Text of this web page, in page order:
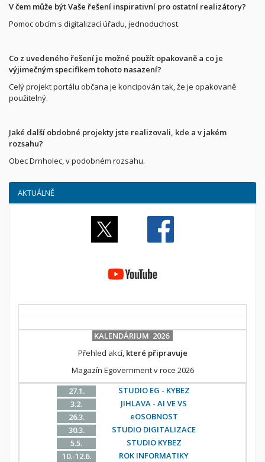
V čem může být Vaše řešení inspirativní pro ostatní realizátory?
Pomoc obcím s digitalizací úřadu, jednoduchost.
Co z uvedeného řešení je možné použít opakovaně a co je
výjimečným specifikem tohoto nasazení?
Celý projekt portálu občana je koncipován tak, že je opakovaně
použitelný.
Jaké další obdobné projekty jste realizovali, kde a v jakém
rozsahu?
Obec Drnholec, v podobném rozsahu.
AKTUÁLNĚ
KALENDÁRIUM 2026
Přehled akcí, které připravuje
Magazín Egovernment v roce 2026
27.1.
STUDIO EG - KYBEZ
3.2.
JIHLAVA - AI VE VS
26.3.
eOSOBNOST
30.3.
STUDIO DIGITALIZACE
5.5.
STUDIO KYBEZ
10.-12.6.
ROK INFORMATIKY